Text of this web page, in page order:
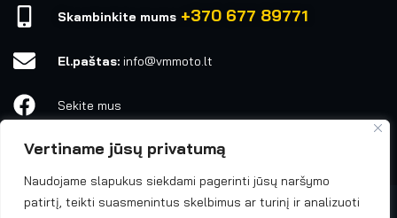
Vertiname jūsų privatumą
Naudojame slapukus siekdami pagerinti jūsų naršymo
patirtį, teikti suasmenintus skelbimus ar turinį ir analizuoti
Skambinkite mums +370 677 89771
El.paštas: info@vmmoto.lt
Sekite mus
vmmoto1